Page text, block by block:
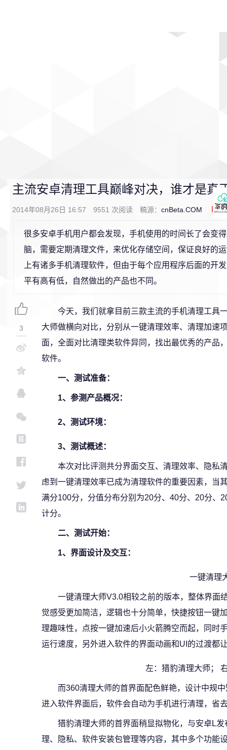
主流安卓清理工具巅峰对决，谁才是真
2014年08月26日 16:57 9551 次阅读 稿源： cnBeta.COM 0
很多安卓手机用户都会发现，手机使用的时间长了会变
脑，需要定期清理文件，来优化存储空间，保证良好的
上有诸多手机清理软件，但由于每个应用程序后面的开
平有高有低，自然做出的产品也不同。
今天，我们就拿目前三款主流的手机清理工具
大师做横向对比，分别从一键清理效率、清理加速
面，全面对比清理类软件异同，找出最优秀的产品
软件。
一、测试准备：
1、参测产品概况：
2、测试环境：
3、测试概述：
本次对比评测共分界面交互、清理效率、隐私
虑到一键清理效率已成为清理软件的重要因素，当
满分100分，分值分布分别为20分、40分、20分、
计分。
二、测试开始：
1、界面设计及交互：
一键清理
一键清理大师V3.0相较之前的版本，整体界面
觉感受更加简洁，逻辑也十分简单，快捷按钮一键
理趣味性，点按一键加速后小火箭腾空而起，同时
运行速度，另外进入软件的界面动画和UI的过渡都
左：猎豹清理大师；
而360清理大师的首界面配色鲜艳，设计中规
进入软件界面后，软件会自动为手机进行清理，省
猎豹清理大师的首界面稍显拟物化，与安卓L
理、隐私、软件安装包管理等内容，其中多个功能
3